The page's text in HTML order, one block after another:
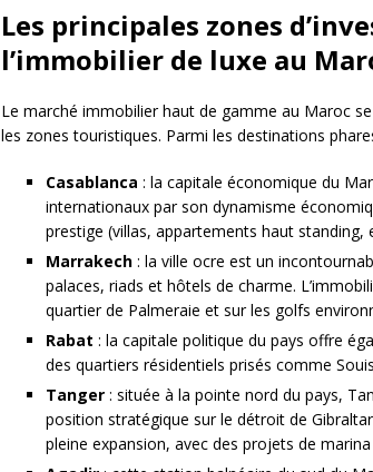
Les principales zones
l’immobilier de luxe au
Le marché immobilier haut de gamme au Maroc
les zones touristiques. Parmi les destinations
Casablanca : la capitale économique du
internationaux par son dynamisme
prestige (villas, appartements haut standing,
Marrakech: la ville ocre est un
palaces, riads et hôtels de charme.
quartier de Palmeraie et sur les golfs
Rabat : la capitale politique du pays offre
des quartiers résidentiels prisés comme
Tanger: située à la pointe nord du pays,
position stratégique sur le détroit de
pleine expansion, avec des projets de